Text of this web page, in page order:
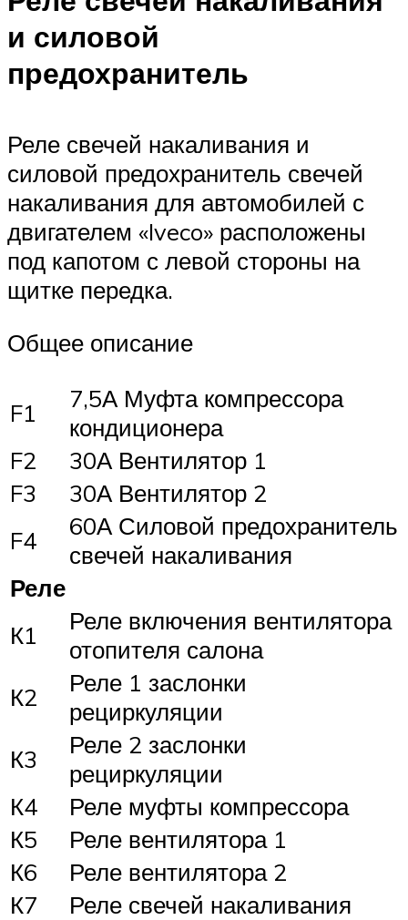
и силовой
предохранитель
Реле свечей накаливания и
силовой предохранитель свечей
накаливания для автомобилей с
двигателем «Iveco» расположены
под капотом с левой стороны на
щитке передка.
Общее описание
F1
7,5А Муфта компрессора
кондиционера
F2
30А Вентилятор 1
F3
30А Вентилятор 2
F4
60А Силовой предохранитель
свечей накаливания
Реле
К1
Реле включения вентилятора
отопителя салона
К2
Реле 1 заслонки
рециркуляции
К3
Реле 2 заслонки
рециркуляции
К4
Реле муфты компрессора
К5
Реле вентилятора 1
К6
Реле вентилятора 2
К7
Реле свечей накаливания